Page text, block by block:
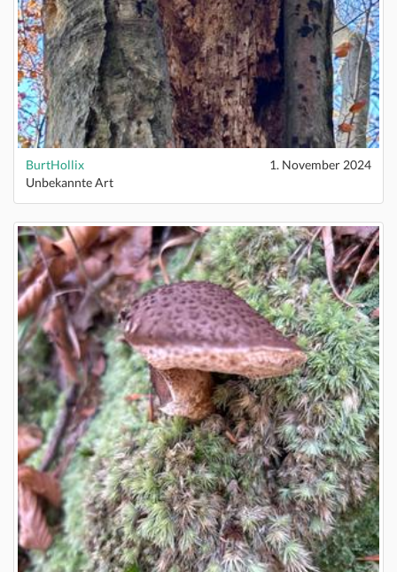
BurtHollix
1. November 2024
Unbekannte Art